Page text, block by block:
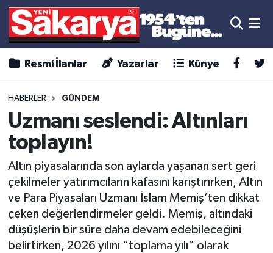
Resmi İlanlar Yazarlar Künye
HABERLER GÜNDEM
Uzmanı seslendi: Altınları
toplayın!
Altın piyasalarında son aylarda yaşanan sert geri
çekilmeler yatırımcıların kafasını karıştırırken, Altın
ve Para Piyasaları Uzmanı İslam Memiş’ten dikkat
çeken değerlendirmeler geldi. Memiş, altındaki
düşüşlerin bir süre daha devam edebileceğini
belirtirken, 2026 yılını “toplama yılı” olarak